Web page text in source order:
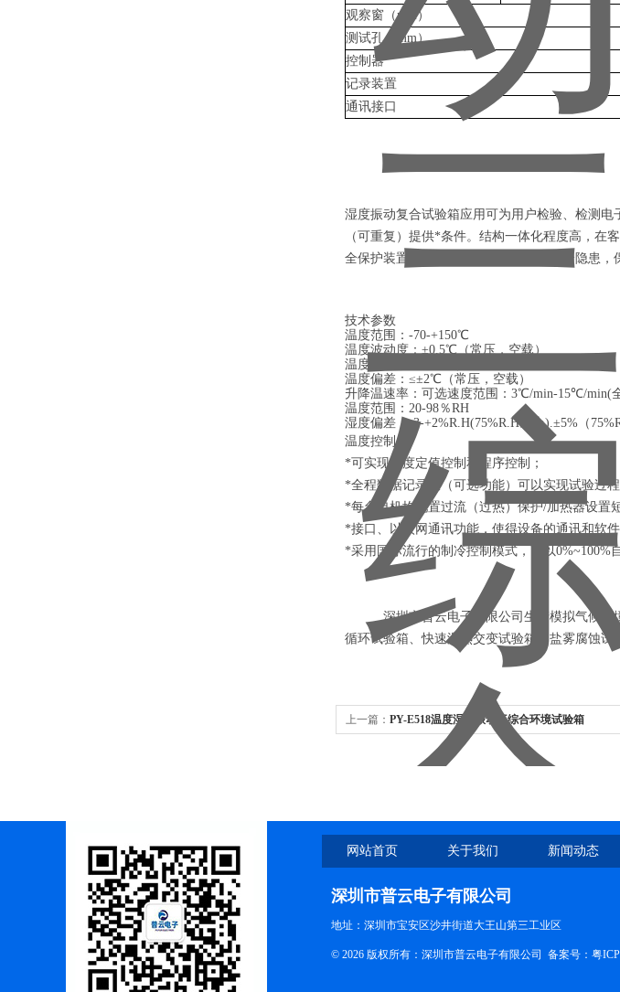
观察窗（mm）
测试孔（mm）
控制器
记录装置
通讯接口
湿度振动复合试验箱应用可为用户检验、检测
（可重复）提供*条件。结构一体化程度高，在
全保护装置，避免了任何可能发生的安全隐患，
技术参数
温度范围：-70-+150℃
温度波动度：±0.5℃（常压，空载）
温度均匀度：≤2℃（常压，空载
温度偏差：≤±2℃（常压，空载）
升降温速率：可选速度范围：3℃/min-15℃/min(
温度范围：20-98％RH
湿度偏差：-3-+2%R.H(75%R.H以上).±5%（
温度控制：
*可实现温度定值控制和程序控制；
*全程数据记录仪（可选功能）可以实现试验过
*每台电机均配置过流（过热）保护/加热器设置
*接口、以太网通讯功能，使得设备的通讯和软
*采用国际流行的制冷控制模式，可以0%~100%
深圳市普云电子有限公司生产模拟气候环
循环试验箱、快速湿热交变试验箱、盐雾腐蚀试
上一篇： PY-E518温度湿度振动三综合环境试验箱
网站首页 关于我们 新闻动态
深圳市普云电子有限公司
地址：深圳市宝安区沙井街道大王山第三工业区
© 2026 版权所有：深圳市普云电子有限公司 备案号：粤